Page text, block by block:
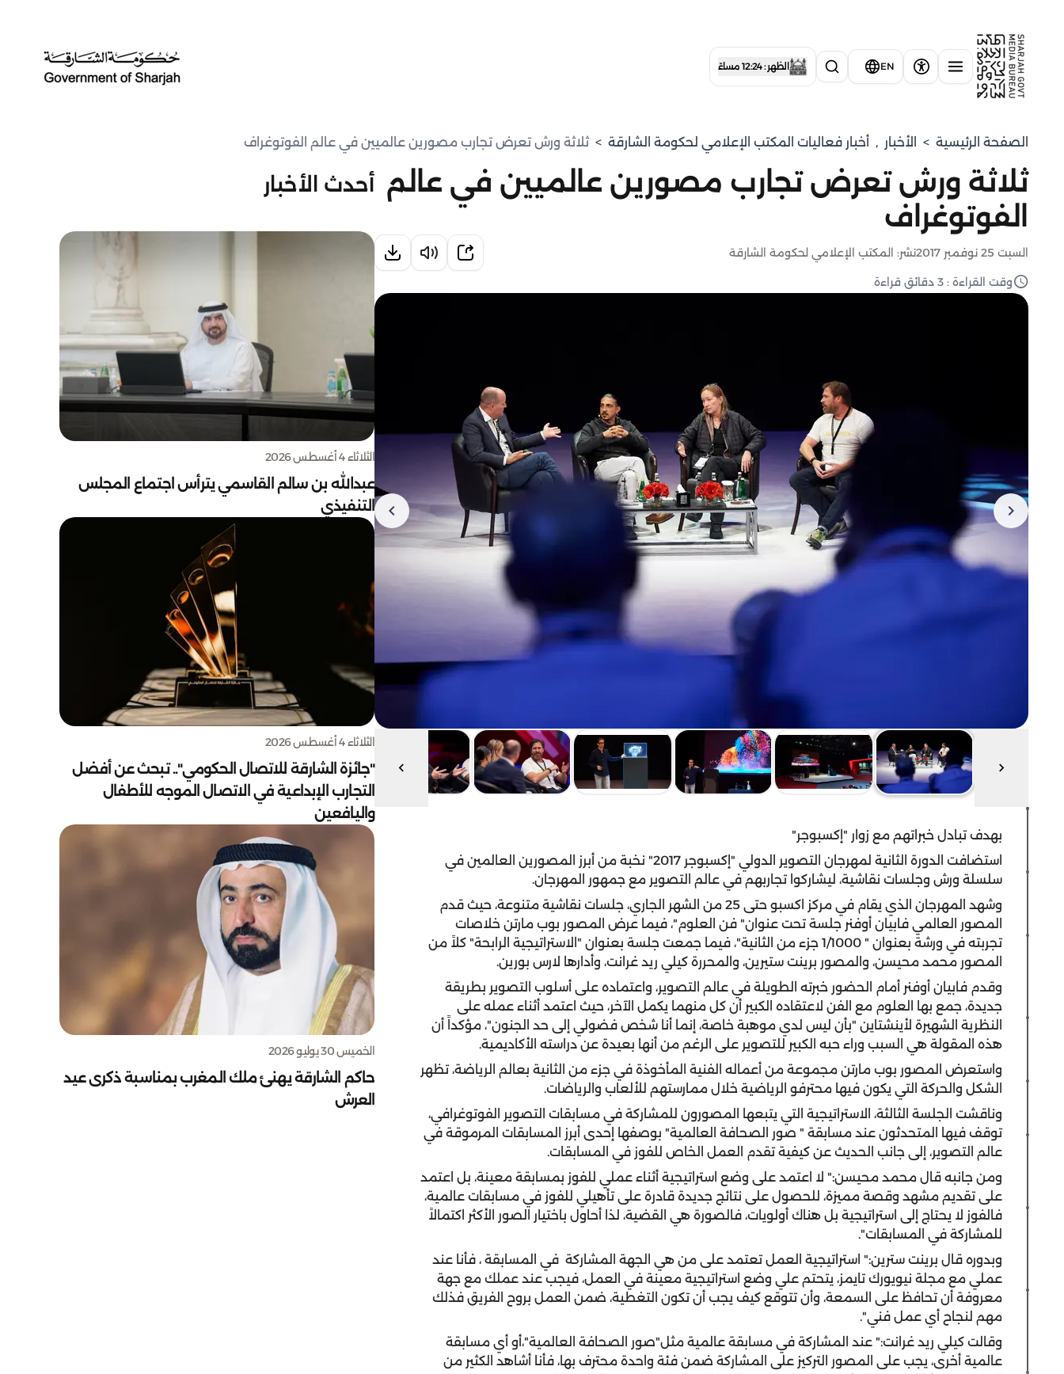
EN الظهر : 12:24 مساءً
الصفحة الرئيسية > الأخبار , أخبار فعاليات المكتب الإعلامي لحكومة الشارقة > ثلاثة ورش تعرض تجارب مصورين عالميين في عالم الفوتوغراف
ثلاثة ورش تعرض تجارب مصورين عالميين في عالم
الفوتوغراف
السبت 25 نوفمبر 2017 نشر: المكتب الإعلامي لحكومة الشارقة
وقت القراءة : 3 دقائق قراءة
بهدف تبادل خبراتهم مع زوار "إكسبوجر"
استضافت الدورة الثانية لمهرجان التصوير الدولي "إكسبوجر 2017" نخبة من أبرز المصورين العالمين في
سلسلة ورش وجلسات نقاشية، ليشاركوا تجاربهم في عالم التصوير مع جمهور المهرجان.
وشهد المهرجان الذي يقام في مركز اكسبو حتى 25 من الشهر الجاري، جلسات نقاشية متنوعة، حيث قدم
المصور العالمي فابيان أوفنر جلسة تحت عنوان" فن العلوم"، فيما عرض المصور بوب مارتن خلاصات
تجربته في ورشة بعنوان " 1/1000 جزء من الثانية"، فيما جمعت جلسة بعنوان "الاستراتيجية الرابحة" كلاً من
المصور محمد محيسن، والمصور برينت ستيرين، والمحررة كيلي ريد غرانت، وأدارها لارس بورين.
وقدم فابيان أوفنر أمام الحضور خبرته الطويلة في عالم التصوير، واعتماده على أسلوب التصوير بطريقة
جديدة، جمع بها العلوم مع الفن لاعتقاده الكبير أن كل منهما يكمل الآخر، حيث اعتمد أثناء عمله على
النظرية الشهيرة لأينشتاين "بأن ليس لدي موهبة خاصة، إنما أنا شخص فضولي إلى حد الجنون"، مؤكداً أن
هذه المقولة هي السبب وراء حبه الكبير للتصوير على الرغم من أنها بعيدة عن دراسته الأكاديمية.
واستعرض المصور بوب مارتن مجموعة من أعماله الفنية المأخوذة في جزء من الثانية بعالم الرياضة، تظهر
الشكل والحركة التي يكون فيها محترفو الرياضية خلال ممارستهم للألعاب والرياضات.
وناقشت الجلسة الثالثة، الاستراتيجية التي يتبعها المصورون للمشاركة في مسابقات التصوير الفوتوغرافي،
توقف فيها المتحدثون عند مسابقة " صور الصحافة العالمية" بوصفها إحدى أبرز المسابقات المرموقة في
عالم التصوير، إلى جانب الحديث عن كيفية تقدم العمل الخاص للفوز في المسابقات.
ومن جانبه قال محمد محيسن:" لا اعتمد على وضع استراتيجية أثناء عملي للفوز بمسابقة معينة، بل اعتمد
على تقديم مشهد وقصة مميزة، للحصول على نتائج جديدة قادرة على تأهيلي للفوز في مسابقات عالمية،
فالفوز لا يحتاج إلى استراتيجية بل هناك أولويات، فالصورة هي القضية، لذا أحاول باختيار الصور الأكثر اكتمالاً
للمشاركة في المسابقات".
وبدوره قال برينت سترين:" استراتيجية العمل تعتمد على من هي الجهة المشاركة في المسابقة ، فأنا عند
عملي مع مجلة نيويورك تايمز، يتحتم علي وضع استراتيجية معينة في العمل، فيجب عند عملك مع جهة
معروفة أن تحافظ على السمعة، وأن تتوقع كيف يجب أن تكون التغطية، ضمن العمل بروح الفريق فذلك
مهم لنجاح أي عمل فني".
وقالت كيلي ريد غرانت:" عند المشاركة في مسابقة عالمية مثل"صور الصحافة العالمية"،أو أي مسابقة
عالمية أخرى، يجب على المصور التركيز على المشاركة ضمن فئة واحدة محترف بها، فأنا أشاهد الكثير من
أحدث الأخبار
الثلاثاء 4 أغسطس 2026
عبدالله بن سالم القاسمي يترأس اجتماع المجلس
التنفيذي
الثلاثاء 4 أغسطس 2026
"جائزة الشارقة للاتصال الحكومي".. تبحث عن أفضل
التجارب الإبداعية في الاتصال الموجه للأطفال
واليافعين
الخميس 30 يوليو 2026
حاكم الشارقة يهنئ ملك المغرب بمناسبة ذكرى عيد
العرش